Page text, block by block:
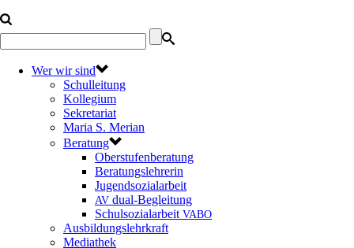
Wer wir sind
Schulleitung
Kollegium
Sekretariat
Maria S. Merian
Beratung
Oberstufenberatung
Beratungslehrerin
Jugendsozialarbeit
AV dual-Begleitung
Schulsozialarbeit VABO
Ausbildungslehrkraft
Mediathek